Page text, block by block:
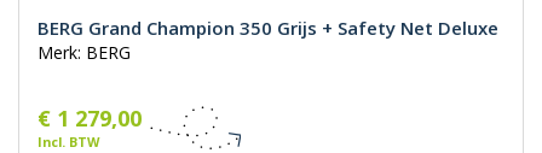
BERG Grand Champion 350 Grijs + Safety Net Deluxe
Merk: BERG
€ 1 279,00
Incl. BTW